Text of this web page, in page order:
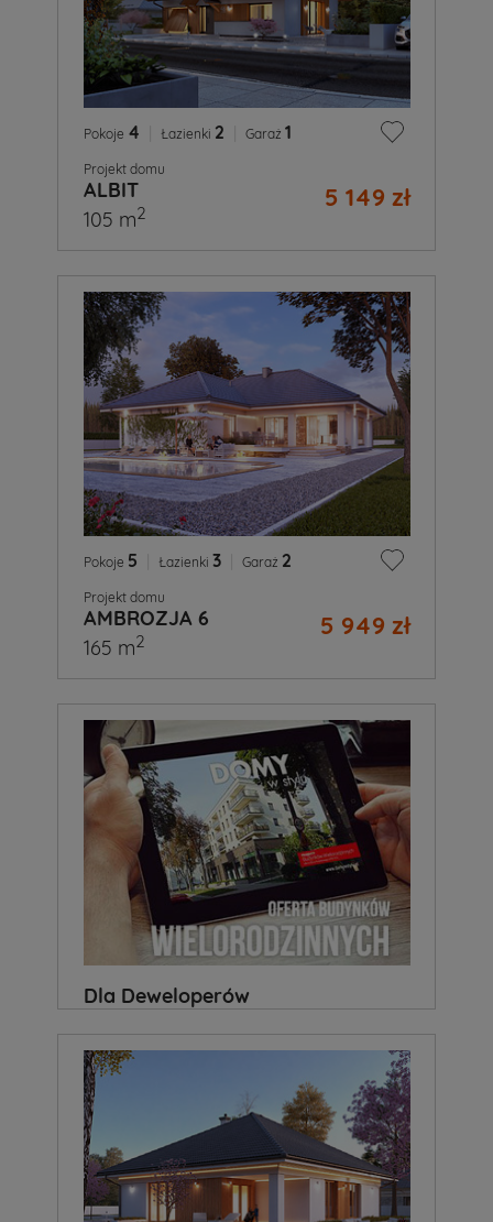
Pokoje 4 Łazienki 2 Garaż 1
Projekt domu
ALBIT 5 149 zł
105 m2
Pokoje 5 Łazienki 3 Garaż 2
Projekt domu
AMBROZJA 6 5 949 zł
165 m2
Dla Deweloperów